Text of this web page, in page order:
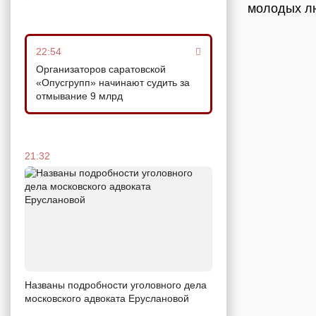
22:54
Организаторов саратовской
«Опусгрупп» начинают судить за
отмывание 9 млрд
21:32
Названы подробности уголовного дела
московского адвоката Еруслановой
молодых